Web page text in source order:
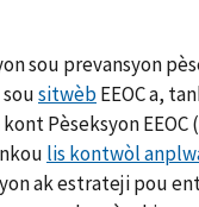
sou prevansyon
sitwèbEEOC a,
Pèseksyon EEOC (
lis kontwòl
ak estrateji pou